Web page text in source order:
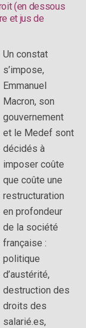
(en dessous
et jus de
Un constat
s’impose,
Emmanuel
Macron, son
gouvernement
et le Medef sont
décidés à
imposer coûte
que coûte une
restructuration
en profondeur
de la société
française :
politique
d’austérité,
destruction des
droits des
salarié.es,